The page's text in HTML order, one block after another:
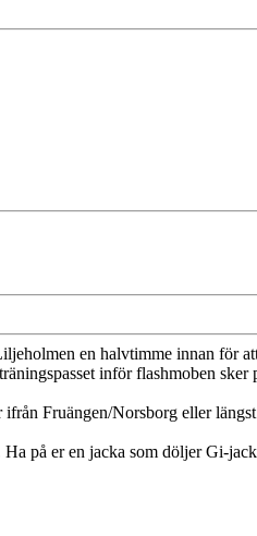
en halvtimme innan för
inför flashmoben
Fruängen/Norsborg eller
på er en jacka som döljer Gi-